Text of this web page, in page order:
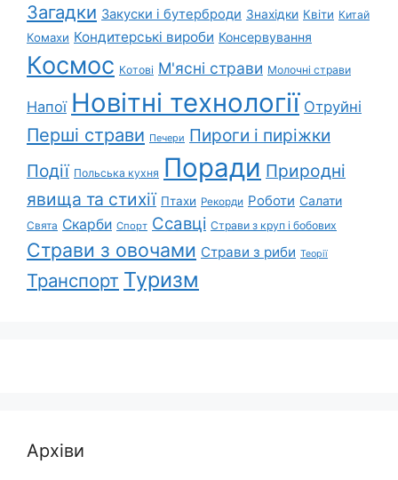
Загадки Закуски і бутерброди Знахідки Квіти Китай
Комахи Кондитерські вироби Консервування
Космос Котові М'ясні страви Молочні страви
Напої Новітні технології Отруйні
Перші страви Печери Пироги і пиріжки
Події Польська кухня Поради Природні
явища та стихії Птахи Рекорди Роботи Салати
Свята Скарби Спорт Ссавці Страви з круп і бобових
Страви з овочами Страви з риби Теорії
Транспорт Туризм
Архіви